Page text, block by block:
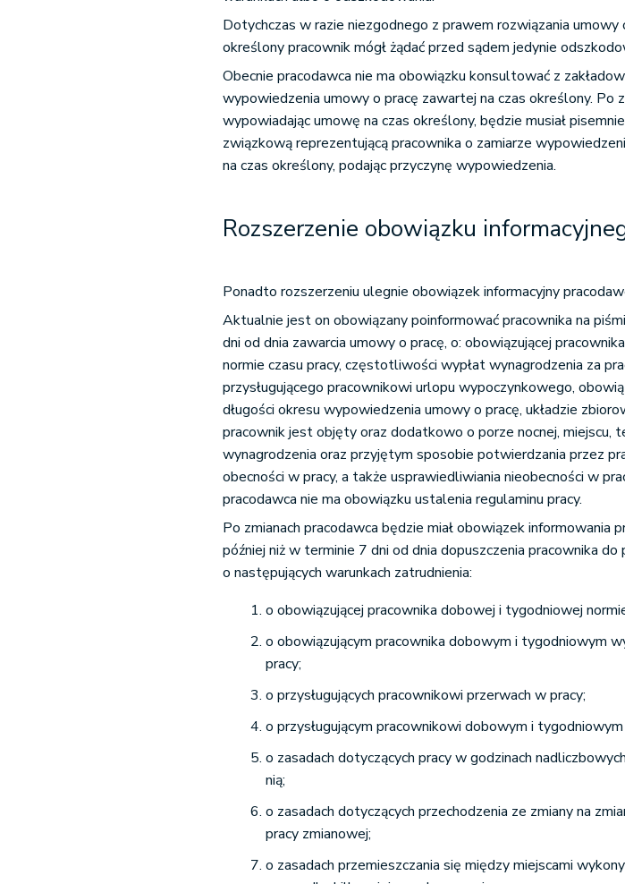
Dotychczas w razie niezgodnego z prawem rozwiązania umowy
określony pracownik mógł żądać przed sądem jedynie
Obecnie pracodawca nie ma obowiązku konsultować z
wypowiedzenia umowy o pracę zawartej na czas określony. Po
wypowiadając umowę na czas określony, będzie musiał
związkową reprezentującą pracownika o zamiarze
na czas określony, podając przyczynę wypowiedzenia.
Rozszerzenie obowiązku
Ponadto rozszerzeniu ulegnie obowiązek informacyjny
Aktualnie jest on obowiązany poinformować pracownika na
dni od dnia zawarcia umowy o pracę, o: obowiązującej
normie czasu pracy, częstotliwości wypłat wynagrodzenia za
przysługującego pracownikowi urlopu wypoczynkowego,
długości okresu wypowiedzenia umowy o pracę, układzie
pracownik jest objęty oraz dodatkowo o porze nocnej, miejscu,
wynagrodzenia oraz przyjętym sposobie potwierdzania przez
obecności w pracy, a także usprawiedliwiania nieobecności w
pracodawca nie ma obowiązku ustalenia regulaminu pracy.
Po zmianach pracodawca będzie miał obowiązek informowania
później niż w terminie 7 dni od dnia dopuszczenia pracownika
o następujących warunkach zatrudnienia:
o obowiązującej pracownika dobowej i tygodniowej
o obowiązującym pracownika dobowym i tygodniowym
pracy;
o przysługujących pracownikowi przerwach w pracy;
o przysługującym pracownikowi dobowym i
o zasadach dotyczących pracy w godzinach
nią;
o zasadach dotyczących przechodzenia ze zmiany na
pracy zmianowej;
o zasadach przemieszczania się między miejscami